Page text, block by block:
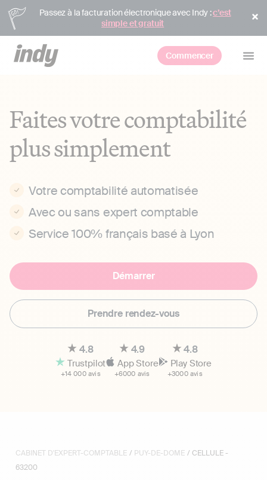
Passez à la facturation électronique avec Indy :c’est
simple et gratuit
Commencer
Faites votre comptabilité
plus simplement
Votre comptabilité automatisée
Avec ou sans expert comptable
Service 100% français basé à Lyon
Démarrer
Prendre rendez-vous
4.8
Trustpilot
+14 000 avis
4.9
App Store
+6000 avis
4.8
Play Store
+3000 avis
CABINET D'EXPERT-COMPTABLE / PUY-DE-DOME / CELLULE -
63200